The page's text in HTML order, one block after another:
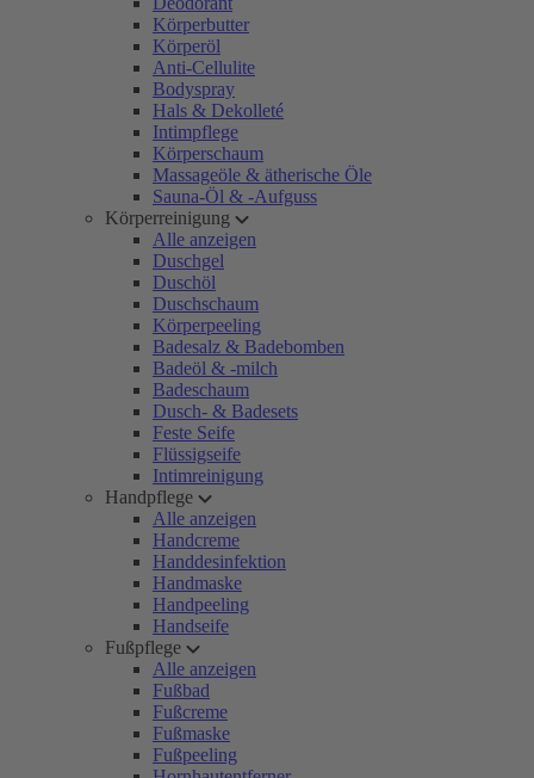
Körperbutter
Körperöl
Anti-Cellulite
Bodyspray
Hals & Dekolleté
Intimpflege
Körperschaum
Massageöle & ätherische Öle
Sauna-Öl & -Aufguss
Körperreinigung
Alle anzeigen
Duschgel
Duschöl
Duschschaum
Körperpeeling
Badesalz & Badebomben
Badeöl & -milch
Badeschaum
Dusch- & Badesets
Feste Seife
Flüssigseife
Intimreinigung
Handpflege
Alle anzeigen
Handcreme
Handdesinfektion
Handmaske
Handpeeling
Handseife
Fußpflege
Alle anzeigen
Fußbad
Fußcreme
Fußmaske
Fußpeeling